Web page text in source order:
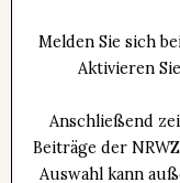
Melden Sie sich
Aktivieren
Anschließend
Beiträge der
Auswahl kann